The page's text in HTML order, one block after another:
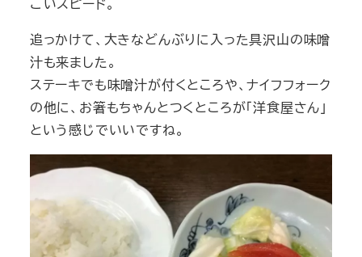
追っかけて、大きなどんぶりに入った具沢山の味噌
汁も来ました。
ステーキでも味噌汁が付くところや、ナイフフォーク
の他に、お箸もちゃんとつくところが「洋食屋さん」
という感じでいいですね。